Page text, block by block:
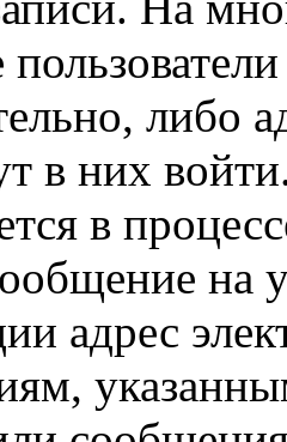
либо
в них
в
на
адрес